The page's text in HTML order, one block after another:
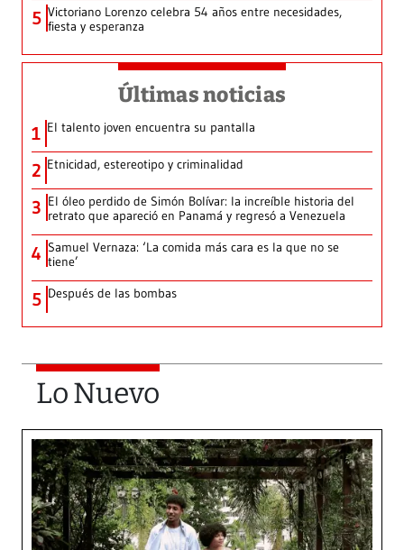
5 Victoriano Lorenzo celebra 54 años entre necesidades,
fiesta y esperanza
Últimas noticias
1 El talento joven encuentra su pantalla​
2 Etnicidad, estereotipo y criminalidad
3 El óleo perdido de Simón Bolívar: la increíble historia del
retrato que apareció en Panamá y regresó a Venezuela
4 Samuel Vernaza: ‘La comida más cara es la que no se
tiene’
5 Después de las bombas
Lo Nuevo